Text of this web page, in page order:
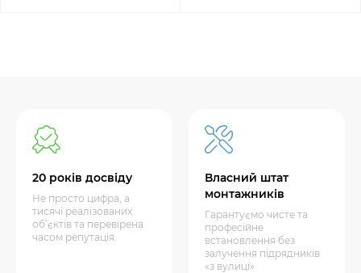
20 років досвіду
Не просто цифра, а
тисячі реалізованих
об’єктів та перевірена
часом репутація.
Власний штат
монтажників
Гарантуємо чисте та
професійне
встановлення без
залучення підрядників
«з вулиці»